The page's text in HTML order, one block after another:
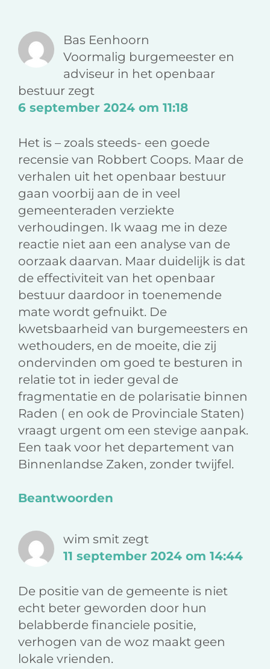
e
b
o
k
k
e
Bas Eenhoorn
Voormalig burgemeester en
adviseur in het openbaar
bestuur zegt
6 september 2024 om 11:18
Het is – zoals steeds- een goede
recensie van Robbert Coops. Maar de
verhalen uit het openbaar bestuur
gaan voorbij aan de in veel
gemeenteraden verziekte
verhoudingen. Ik waag me in deze
reactie niet aan een analyse van de
oorzaak daarvan. Maar duidelijk is dat
de effectiviteit van het openbaar
bestuur daardoor in toenemende
mate wordt gefnuikt. De
kwetsbaarheid van burgemeesters en
wethouders, en de moeite, die zij
ondervinden om goed te besturen in
relatie tot in ieder geval de
fragmentatie en de polarisatie binnen
Raden ( en ook de Provinciale Staten)
vraagt urgent om een stevige aanpak.
Een taak voor het departement van
Binnenlandse Zaken, zonder twijfel.
Beantwoorden
wim smit zegt
11 september 2024 om 14:44
De positie van de gemeente is niet
echt beter geworden door hun
belabberde financiele positie,
verhogen van de woz maakt geen
lokale vrienden.